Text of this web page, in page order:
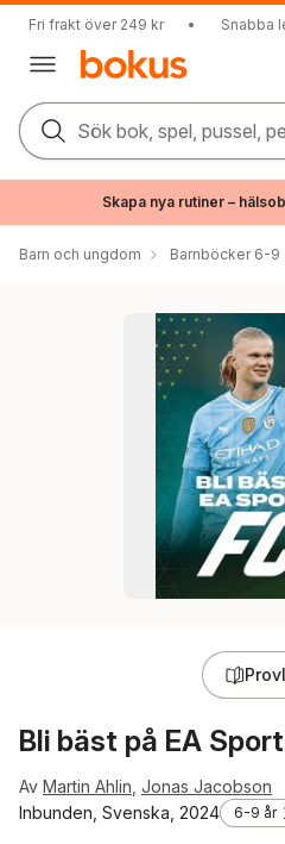
Fri frakt över 249 kr • Snabba
Sök bok, spel, pussel,
Skapa nya rutiner –
Barn och ungdom Barnböcker 6-9
Bli bäst på EA
Av Martin Ahlin Jonas Jacobson
Inbunden, Svenska, 2024
6-9 år